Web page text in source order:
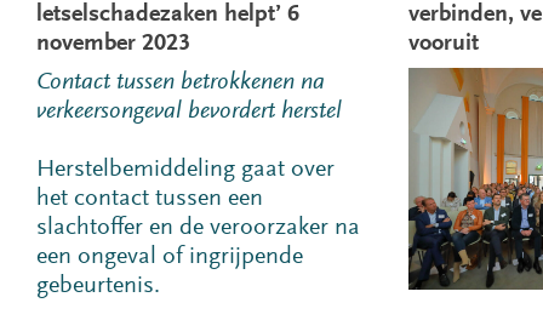
letselschadezaken helpt’ 6
november 2023
Contact tussen betrokkenen na
verkeersongeval bevordert herstel
Herstelbemiddeling gaat over
het contact tussen een
slachtoffer en de veroorzaker na
een ongeval of ingrijpende
gebeurtenis.
verbinden,
vooruit